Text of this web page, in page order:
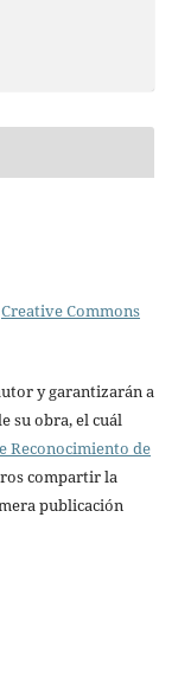
Creative Commons
y garantizarán a
su obra, el cuál
Reconocimiento de
compartir la
publicación